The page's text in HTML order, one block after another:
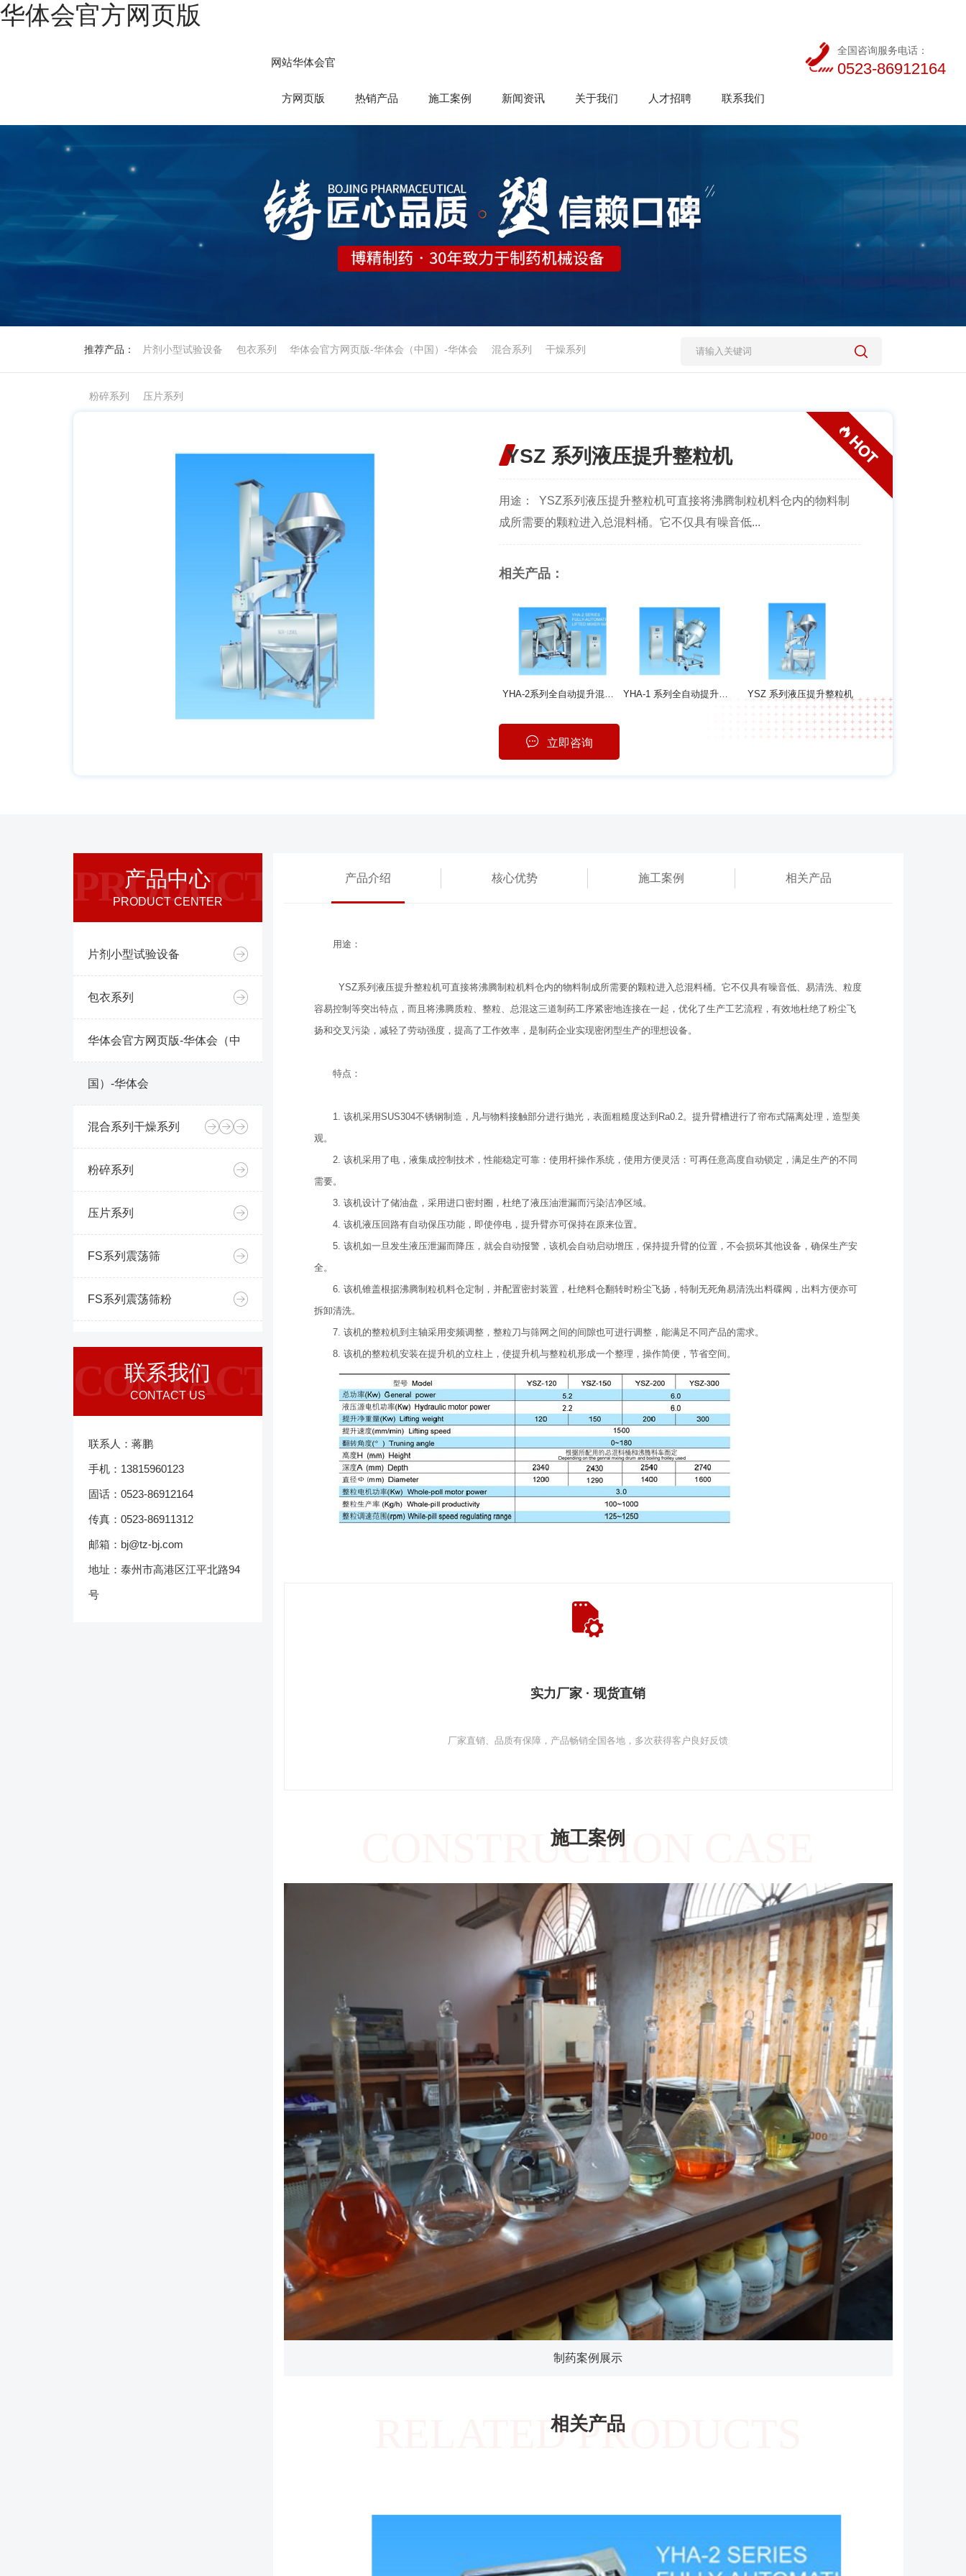
华体会官方网页版
网站华体会官
方网页版 热销产品 施工案例 新闻资讯 关于我们 人才招聘 联系我们
全国咨询服务电话：
0523-86912164
推荐产品： 片剂小型试验设备 包衣系列 华体会官方网页版-华体会（中国）-华体会 混合系列 干燥系列
粉碎系列 压片系列
YSZ 系列液压提升整粒机
用途： YSZ系列液压提升整粒机可直接将沸腾制粒机料仓内的物料制
成所需要的颗粒进入总混料桶。它不仅具有噪音低...
相关产品：
YHA-2系列全自动提升混合机 YHA-1 系列全自动提升混合机 YSZ 系列液压提升整粒机
立即咨询
产品中心
PRODUCT CENTER
PRODUCT
片剂小型试验设备
包衣系列
华体会官方网页版-华体会（中
国）-华体会
混合系列 干燥系列
粉碎系列
压片系列
FS系列震荡筛
FS系列震荡筛粉
联系我们
CONTACT US
CONTACT
联系人：蒋鹏
手机：13815960123
固话：0523-86912164
传真：0523-86911312
邮箱：bj@tz-bj.com
地址：泰州市高港区江平北路94
号
产品介绍 核心优势 施工案例 相关产品
用途：
YSZ系列液压提升整粒机可直接将沸腾制粒机料仓内的物料制成所需要的颗粒进入总混料桶。它不仅具有噪音低、易清洗、粒度
容易控制等突出特点，而且将沸腾质粒、整粒、总混这三道制药工序紧密地连接在一起，优化了生产工艺流程，有效地杜绝了粉尘飞
扬和交叉污染，减轻了劳动强度，提高了工作效率，是制药企业实现密闭型生产的理想设备。
特点：
1. 该机采用SUS304不锈钢制造，凡与物料接触部分进行抛光，表面粗糙度达到Ra0.2。提升臂槽进行了帘布式隔离处理，造型美
观。
2. 该机采用了电，液集成控制技术，性能稳定可靠：使用杆操作系统，使用方便灵活：可再任意高度自动锁定，满足生产的不同
需要。
3. 该机设计了储油盘，采用进口密封圈，杜绝了液压油泄漏而污染洁净区域。
4. 该机液压回路有自动保压功能，即使停电，提升臂亦可保持在原来位置。
5. 该机如一旦发生液压泄漏而降压，就会自动报警，该机会自动启动增压，保持提升臂的位置，不会损坏其他设备，确保生产安
全。
6. 该机锥盖根据沸腾制粒机料仓定制，并配置密封装置，杜绝料仓翻转时粉尘飞扬，特制无死角易清洗出料碟阀，出料方便亦可
拆卸清洗。
7. 该机的整粒机到主轴采用变频调整，整粒刀与筛网之间的间隙也可进行调整，能满足不同产品的需求。
8. 该机的整粒机安装在提升机的立柱上，使提升机与整粒机形成一个整理，操作简便，节省空间。
实力厂家 · 现货直销
厂家直销、品质有保障，产品畅销全国各地，多次获得客户良好反馈
施工案例
CONSTRUCTION CASE
制药案例展示
相关产品
RELATED PRODUCTS